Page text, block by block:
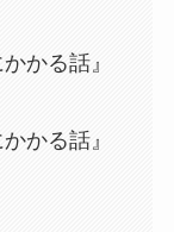
かる話』
かる話』